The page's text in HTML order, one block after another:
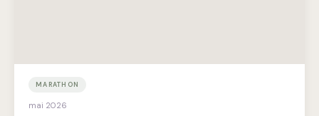
MARATHON
mai 2026